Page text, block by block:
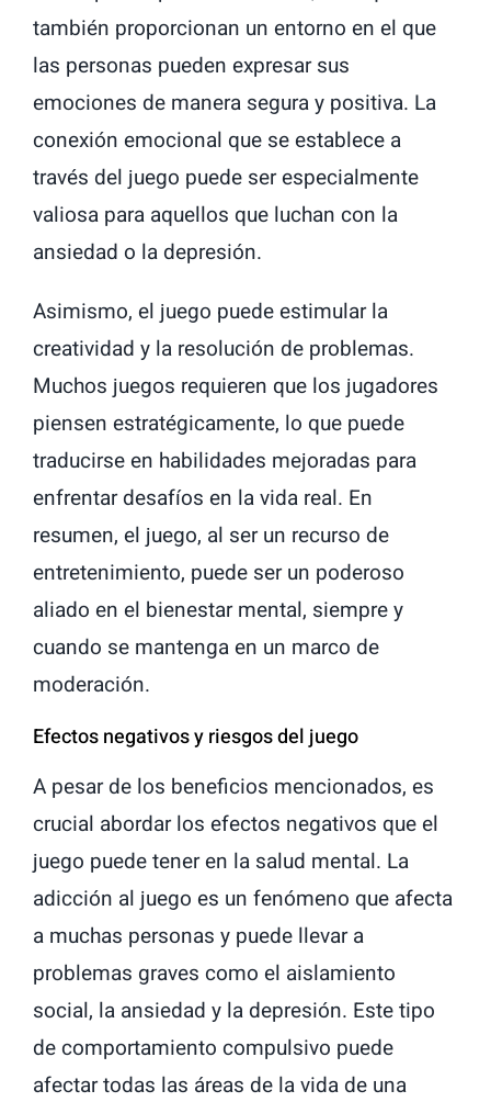
también proporcionan un entorno en el que
las personas pueden expresar sus
emociones de manera segura y positiva. La
conexión emocional que se establece a
través del juego puede ser especialmente
valiosa para aquellos que luchan con la
ansiedad o la depresión.
Asimismo, el juego puede estimular la
creatividad y la resolución de problemas.
Muchos juegos requieren que los jugadores
piensen estratégicamente, lo que puede
traducirse en habilidades mejoradas para
enfrentar desafíos en la vida real. En
resumen, el juego, al ser un recurso de
entretenimiento, puede ser un poderoso
aliado en el bienestar mental, siempre y
cuando se mantenga en un marco de
moderación.
Efectos negativos y riesgos del juego
A pesar de los beneficios mencionados, es
crucial abordar los efectos negativos que el
juego puede tener en la salud mental. La
adicción al juego es un fenómeno que afecta
a muchas personas y puede llevar a
problemas graves como el aislamiento
social, la ansiedad y la depresión. Este tipo
de comportamiento compulsivo puede
afectar todas las áreas de la vida de una